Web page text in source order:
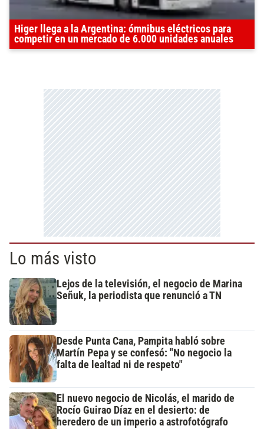
Higer llega a la Argentina: ómnibus eléctricos para
competir en un mercado de 6.000 unidades anuales
Lo más visto
Lejos de la televisión, el negocio de Marina
Señuk, la periodista que renunció a TN
Desde Punta Cana, Pampita habló sobre
Martín Pepa y se confesó: "No negocio la
falta de lealtad ni de respeto"
El nuevo negocio de Nicolás, el marido de
Rocío Guirao Díaz en el desierto: de
heredero de un imperio a astrofotógrafo